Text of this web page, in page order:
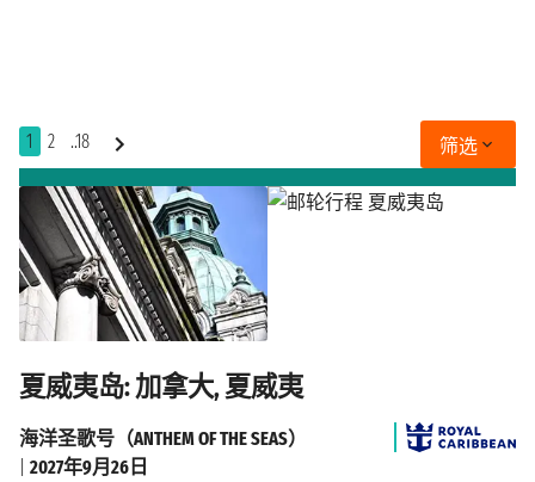
1 2 ..18 筛选
夏威夷岛: 加拿大, 夏威夷
海洋圣歌号（ANTHEM OF THE SEAS）
2027年9月26日